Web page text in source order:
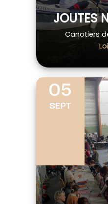
JOUTES
Canotiers
05
SEPT